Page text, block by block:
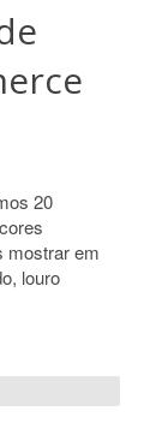
20
mostrar em
louro